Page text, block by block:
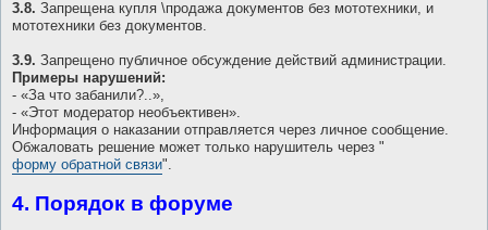
3.8. Запрещена купля \продажа документов без мототехники, и
мототехники без документов.
3.9. Запрещено публичное обсуждение действий администрации.
Примеры нарушений:
- «За что забанили?..»,
- «Этот модератор необъективен».
Информация о наказании отправляется через личное сообщение.
Обжаловать решение может только нарушитель через "
форму обратной связи".
4. Порядок в форуме